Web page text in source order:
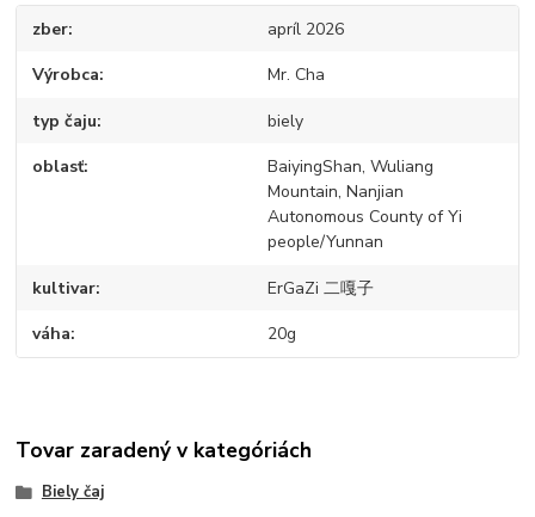
zber apríl 2026
Výrobca Mr. Cha
typ čaju biely
oblasť
BaiyingShan, Wuliang
Mountain, Nanjian
Autonomous County of Yi
people/Yunnan
kultivar ErGaZi 二嘎子
váha 20g
Tovar zaradený v kategóriách
Biely čaj